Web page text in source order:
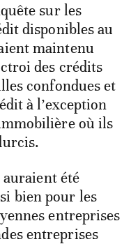
sur les
disponibles au
maintenu
des crédits
confondues et
à l’exception
où ils
été
bien pour les
entreprises
entreprises